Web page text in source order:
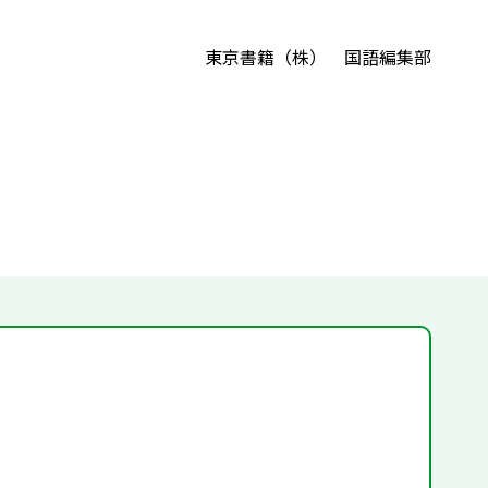
東京書籍（株） 国語編集部